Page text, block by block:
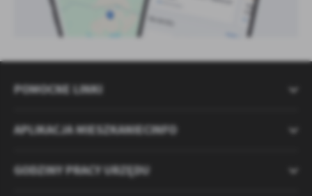
POMOCNE LINKI
APLIKACJA MIESZKANIECINFO
GODZINY PRACY URZĘDU